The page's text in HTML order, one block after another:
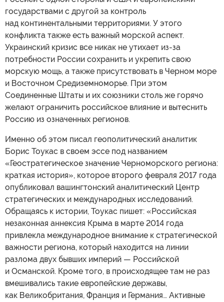
государствами с другой за контроль
над континентальными территориями. У этого
конфликта также есть важный морской аспект.
Украинский кризис все никак не утихает из-за
потребности России сохранить и укрепить свою
морскую мощь, а также присутствовать в Черном море
и Восточном Средиземноморье. При этом
Соединенные Штаты и их союзники столь же горячо
желают ограничить российское влияние и вытеснить
Россию из означенных регионов.
Именно об этом писал геополитический аналитик
Борис Тоукас в своем эссе под названием
«Геостратегическое значение Черноморского региона:
краткая история», которое второго февраля 2017 года
опубликовал вашингтонский аналитический Центр
стратегических и международных исследований.
Обращаясь к истории, Тоукас пишет: «Российская
незаконная аннексия Крыма в марте 2014 года
привлекла международное внимание к стратегической
важности региона, который находится на линии
разлома двух бывших империй — Российской
и Османской. Кроме того, в происходящее там не раз
вмешивались такие европейские державы,
как Великобритания, Франция и Германия… Активные